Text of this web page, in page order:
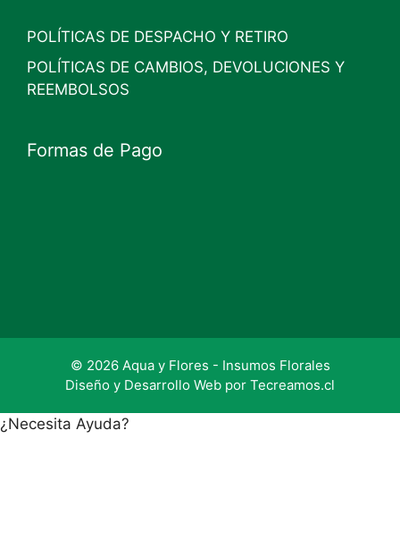
POLÍTICAS DE DESPACHO Y RETIRO
POLÍTICAS DE CAMBIOS, DEVOLUCIONES Y
REEMBOLSOS
Formas de Pago
© 2026 Aqua y Flores - Insumos Florales
Diseño y Desarrollo Web por Tecreamos.cl
¿Necesita Ayuda?